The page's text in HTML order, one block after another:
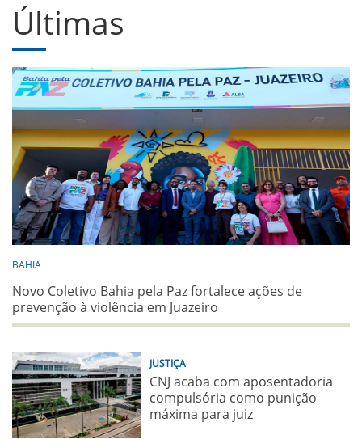
Últimas
BAHIA
Novo Coletivo Bahia pela Paz fortalece ações de
prevenção à violência em Juazeiro
JUSTIÇA
CNJ acaba com aposentadoria
compulsória como punição
máxima para juiz